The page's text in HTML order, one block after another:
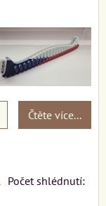
Čtěte více...
Počet shlédnutí: